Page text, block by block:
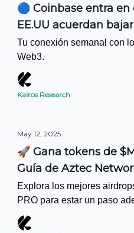
🔵 Coinbase entra en
EE.UU acuerdan
Tu conexión semanal con
Web3.
Kairos Research
May 12, 2025
🚀 Gana tokens de
Guía de Aztec
PRO #20
Explora los mejores
PRO para estar un paso
semana.